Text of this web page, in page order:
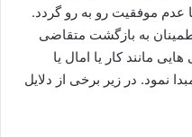
موفقیت رو به رو گردد.
به بازگشت متقاضی
مانند کار یا امال یا
نمود. در زیر برخی از دلایل